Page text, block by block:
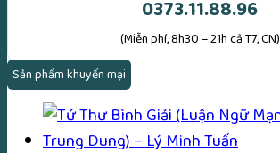
0373.11.88.96
(Miễn phí, 8h30 – 21h cả T7, CN)
Sản phẩm khuyến mại